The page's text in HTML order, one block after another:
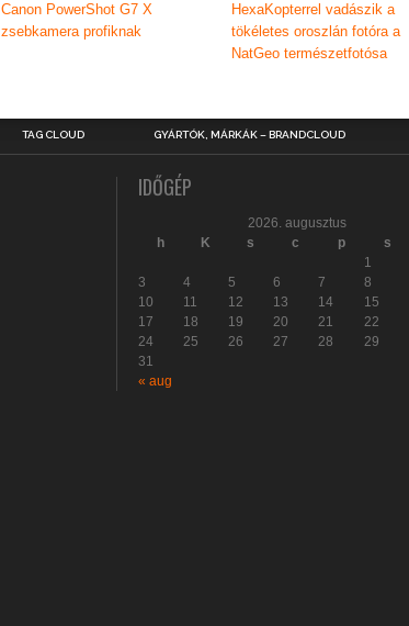
Canon PowerShot G7 X
zsebkamera profiknak
HexaKopterrel vadászik a
tökéletes oroszlán fotóra a
NatGeo természetfotósa
TAG CLOUD GYÁRTÓK, MÁRKÁK – BRANDCLOUD
IDŐGÉP
2026. augusztus
h
K s c p s
1
3
4 5 6 7 8
10
11 12 13 14 15
17
18 19 20 21 22
24
25 26 27 28 29
31
« aug